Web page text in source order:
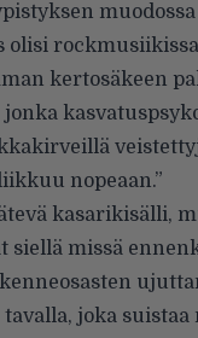
olisi
kertosäkeen
jonka
nopeaan.”
kasarikisälli,
siellä missä
joka suistaa